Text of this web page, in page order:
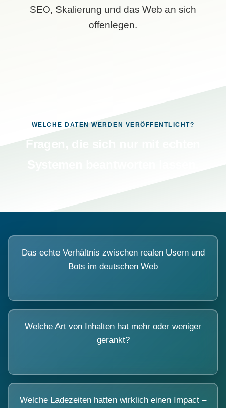
SEO, Skalierung und das Web an sich
offenlegen.
WELCHE DATEN WERDEN VERÖFFENTLICHT?
Das echte Verhältnis zwischen realen Usern und
Bots im deutschen Web
Welche Art von Inhalten hat mehr oder weniger
gerankt?
Welche Ladezeiten hatten wirklich einen Impact –